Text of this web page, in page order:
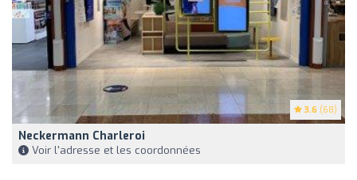
3.6 (68)
Neckermann Charleroi
Voir l'adresse et les coordonnées